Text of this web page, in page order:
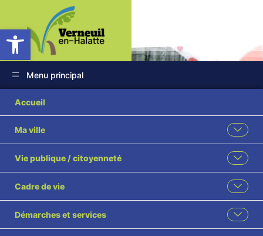
Ouvrir la barre d’outils
Menu principal
Accueil
Ma ville
Vie publique / citoyenneté
Cadre de vie
Démarches et services
BILAN MI-
MANDAT 2020-
2023
Accueil
Informations Générales